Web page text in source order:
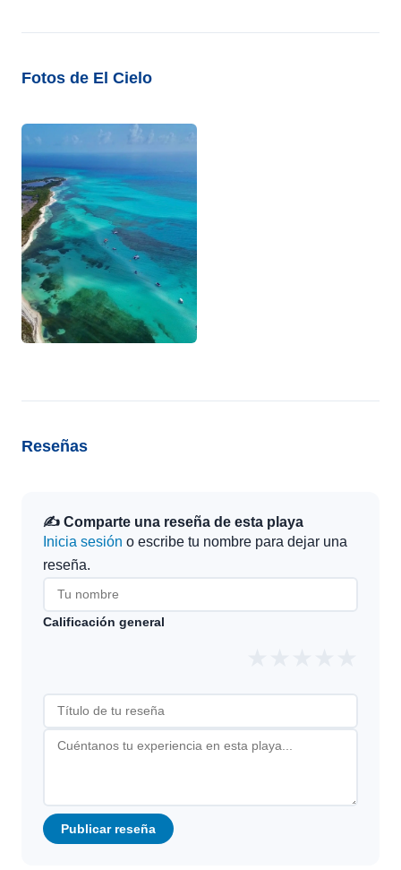
Fotos de El Cielo
Reseñas
✍️ Comparte una reseña de esta playa
Inicia sesión o escribe tu nombre para dejar una
reseña.
Calificación general
Publicar reseña